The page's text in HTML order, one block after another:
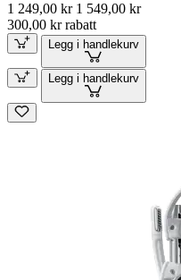
1 249,00 kr 1 549,00 kr
300,00 kr rabatt
Legg i handlekurv
Legg i handlekurv